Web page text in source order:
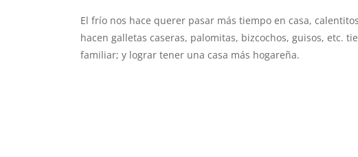
El frío nos hace querer pasar más tiempo en casa,
hacen galletas caseras, palomitas, bizcochos, guisos, etc.
familiar; y lograr tener una casa más hogareña.